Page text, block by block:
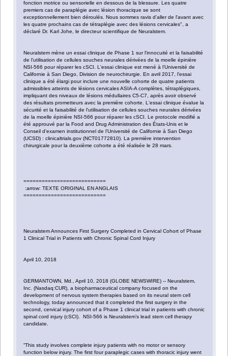
fonction motrice ou sensorielle en dessous de la blessure. Les quatre
premiers cas de paraplégie avec lésion thoracique se sont
exceptionnellement bien déroulés. Nous sommes ravis d'aller de l'avant avec
les quatre prochains cas de tétraplégie avec des lésions cervicales", a
déclaré Dr. Karl Johe, le directeur scientifique de Neuralstem.
Neuralstem mène un essai clinique de Phase 1 sur l'innocuité et la faisabilité
de l'utilisation de cellules souches neurales dérivées de la moelle épinière
NSI-566 pour réparer les cSCI. L'essai clinique est mené à l'Université de
Californie à San Diego, Division de neurochirurgie. En avril 2017, l'essai
clinique a été élargi pour inclure une nouvelle cohorte de quatre patients
admissibles atteints de lésions cervicales ASIA-A complètes, tétraplégiques,
impliquant des niveaux de lésions médullaires C5-C7, après avoir observé
des résultats prometteurs avec la première cohorte. L'essai clinique évalue la
sécurité et la faisabilité de l'utilisation de cellules souches neurales dérivées
de la moelle épinière NSI-566 pour réparer les cSCI. Le protocole modifié a
été approuvé par la Food and Drug Administration des États-Unis et le
Conseil d'examen institutionnel de l'Université de Californie à San Diego
(UCSD) : clinicaltrials.gov (NCT01772810). La première intervention
chirurgicale pour la deuxième cohorte a été réalisée le 28 mars.
===========================
:arrow: TEXTE ORIGINAL EN ANGLAIS
===========================
Neuralstem Announces First Surgery Completed in Cervical Cohort of Phase
1 Clinical Trial in Patients with Chronic Spinal Cord Injury
April 10, 2018
GERMANTOWN, Md., April 10, 2018 (GLOBE NEWSWIRE) -- Neuralstem,
Inc. (Nasdaq:CUR), a biopharmaceutical company focused on the
development of nervous system therapies based on its neural stem cell
technology, today announced that it completed the first surgery in the
second, cervical injury cohort of a Phase 1 clinical trial in patients with chronic
spinal cord injury (cSCI). NSI-566 is Neuralstem’s lead stem cell therapy
candidate.
“This study involves complete injury patients with no motor or sensory
function below injury. The first four paraplegic cases with thoracic injury went